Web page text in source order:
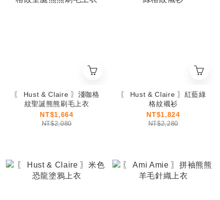
〖 Hust & Claire 〗淺咖格
紋聖誕熊熊刷毛上衣
NT$1,664
NT$2,080
〖 Hust & Claire 〗紅藍綠
格紋襯衫
NT$1,824
NT$2,280